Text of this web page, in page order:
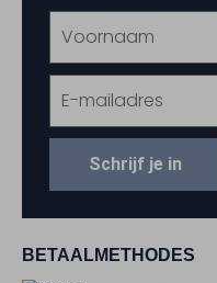
BETAALMETHODES
Schrijf je in